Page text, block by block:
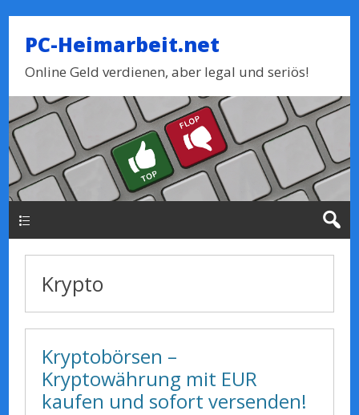
PC-Heimarbeit.net
Online Geld verdienen, aber legal und seriös!
Krypto
Kryptobörsen –
Kryptowährung mit EUR
kaufen und sofort versenden!